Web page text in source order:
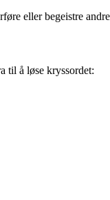
eller begeistre
til å løse kryssordet: